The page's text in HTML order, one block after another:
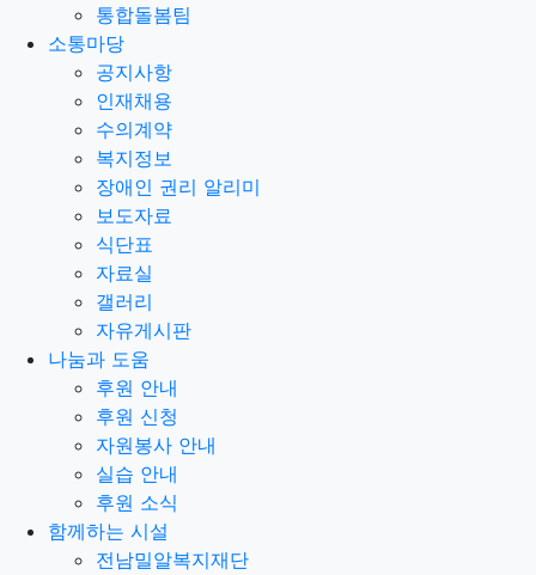
통합돌봄팀
소통마당
공지사항
인재채용
수의계약
복지정보
장애인 권리 알리미
보도자료
식단표
자료실
갤러리
자유게시판
나눔과 도움
후원 안내
후원 신청
자원봉사 안내
실습 안내
후원 소식
함께하는 시설
전남밀알복지재단